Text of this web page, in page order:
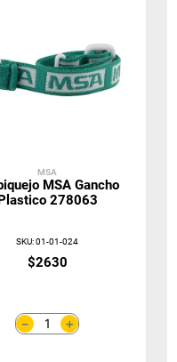
MSA
MSA Gancho
278063
SKU:01-01-024
$2630
＋
－